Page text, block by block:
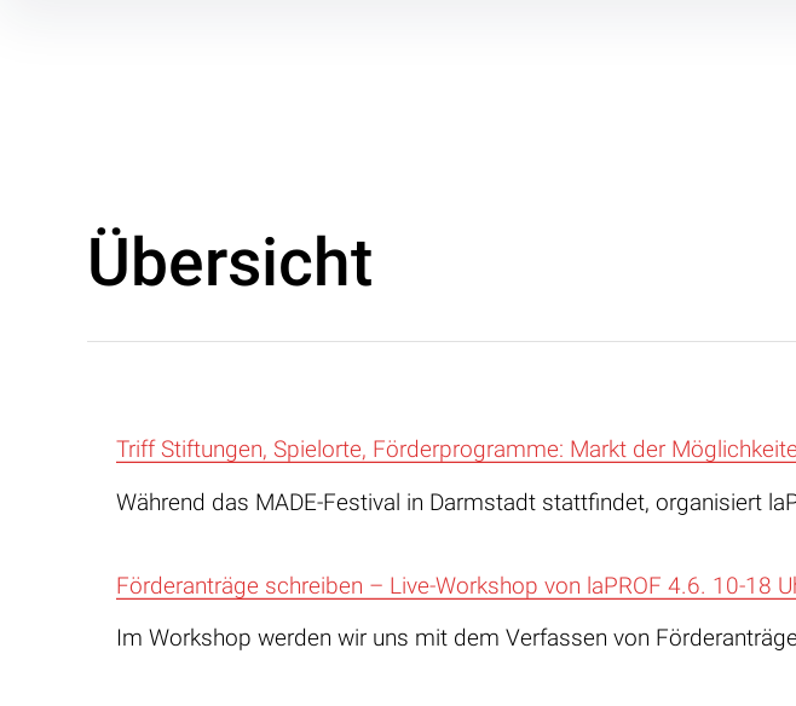
Übersicht
Triff Stiftungen, Spielorte, Förderprogramme: Markt der
Während das MADE-Festival in Darmstadt stattfindet, organisiert
Förderanträge schreiben – Live-Workshop von laPROF 4.6. 10-18
Im Workshop werden wir uns mit dem Verfassen von